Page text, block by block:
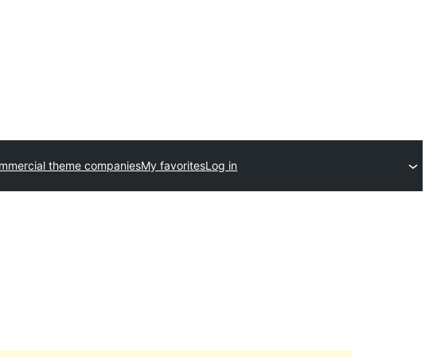
theme companiesMy favoritesLog in